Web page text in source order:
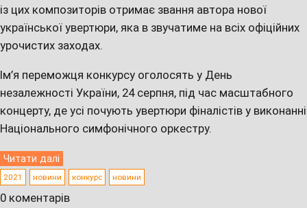
із цих композиторів отримає звання автора нової
української увертюри, яка в звучатиме на всіх офіційних
урочистих заходах.
Ім’я переможця конкурсу оголосять у День
незалежності України, 24 серпня, під час масштабного
концерту, де усі почують увертюри фіналістів у виконанні
Національного симфонічного оркестру.
Читати далі
2021 новини конкурс новини
0 коментарів